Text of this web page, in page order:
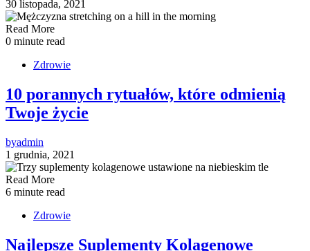
30 listopada, 2021
Read More
0 minute read
Zdrowie
10 porannych rytuałów, które odmienią
Twoje życie
byadmin
1 grudnia, 2021
Read More
6 minute read
Zdrowie
Najlepsze Suplementy Kolagenowe